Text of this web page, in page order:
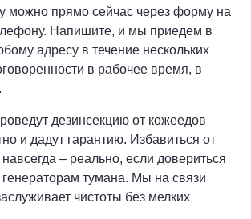
можно прямо сейчас через форму на
Напишите, и мы приедем в
адресу в течение нескольких
в рабочее время, в
дезинсекцию от кожеедов
и дадут гарантию. Избавиться от
– реально, если довериться
тумана. Мы на связи
чистоты без мелких